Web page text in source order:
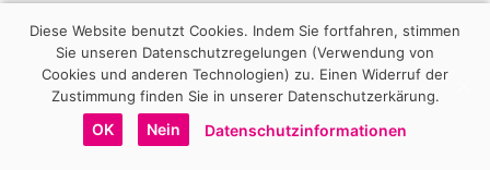
Diese Website benutzt Cookies. Indem Sie fortfahren, stimmen
Sie unseren Datenschutzregelungen (Verwendung von
Cookies und anderen Technologien) zu. Einen Widerruf der
Zustimmung finden Sie in unserer Datenschutzerkärung.
OK Nein Datenschutzinformationen